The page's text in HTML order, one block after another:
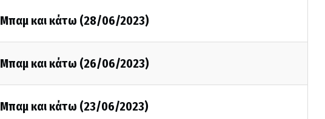
Μπαμ και κάτω (28/06/2023)
Μπαμ και κάτω (26/06/2023)
Μπαμ και κάτω (23/06/2023)